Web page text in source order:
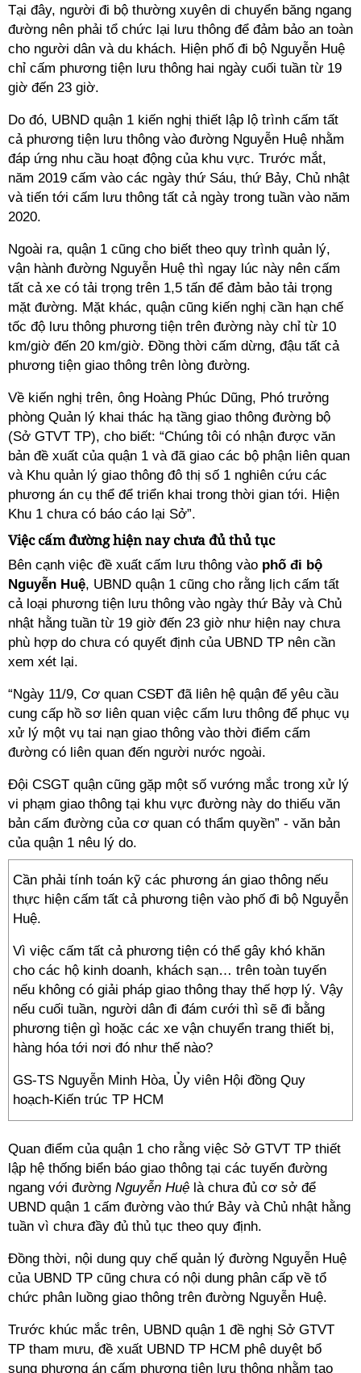
Tại đây, người đi bộ thường xuyên di chuyển băng ngang
đường nên phải tổ chức lại lưu thông để đảm bảo an toàn
cho người dân và du khách. Hiện phố đi bộ Nguyễn Huệ
chỉ cấm phương tiện lưu thông hai ngày cuối tuần từ 19
giờ đến 23 giờ.
Do đó, UBND quận 1 kiến nghị thiết lập lộ trình cấm tất
cả phương tiện lưu thông vào đường Nguyễn Huệ nhằm
đáp ứng nhu cầu hoạt động của khu vực. Trước mắt,
năm 2019 cấm vào các ngày thứ Sáu, thứ Bảy, Chủ nhật
và tiến tới cấm lưu thông tất cả ngày trong tuần vào năm
2020.
Ngoài ra, quận 1 cũng cho biết theo quy trình quản lý,
vận hành đường Nguyễn Huệ thì ngay lúc này nên cấm
tất cả xe có tải trọng trên 1,5 tấn để đảm bảo tải trọng
mặt đường. Mặt khác, quận cũng kiến nghị cần hạn chế
tốc độ lưu thông phương tiện trên đường này chỉ từ 10
km/giờ đến 20 km/giờ. Đồng thời cấm dừng, đậu tất cả
phương tiện giao thông trên lòng đường.
Về kiến nghị trên, ông Hoàng Phúc Dũng, Phó trưởng
phòng Quản lý khai thác hạ tầng giao thông đường bộ
(Sở GTVT TP), cho biết: “Chúng tôi có nhận được văn
bản đề xuất của quận 1 và đã giao các bộ phận liên quan
và Khu quản lý giao thông đô thị số 1 nghiên cứu các
phương án cụ thể để triển khai trong thời gian tới. Hiện
Khu 1 chưa có báo cáo lại Sở”.
Việc cấm đường hiện nay chưa đủ thủ tục
Bên cạnh việc đề xuất cấm lưu thông vào phố đi bộ
Nguyễn Huệ, UBND quận 1 cũng cho rằng lịch cấm tất
cả loại phương tiện lưu thông vào ngày thứ Bảy và Chủ
nhật hằng tuần từ 19 giờ đến 23 giờ như hiện nay chưa
phù hợp do chưa có quyết định của UBND TP nên cần
xem xét lại.
“Ngày 11/9, Cơ quan CSĐT đã liên hệ quận để yêu cầu
cung cấp hồ sơ liên quan việc cấm lưu thông để phục vụ
xử lý một vụ tai nạn giao thông vào thời điểm cấm
đường có liên quan đến người nước ngoài.
Đội CSGT quận cũng gặp một số vướng mắc trong xử lý
vi phạm giao thông tại khu vực đường này do thiếu văn
bản cấm đường của cơ quan có thẩm quyền” - văn bản
của quận 1 nêu lý do.
Cần phải tính toán kỹ các phương án giao thông nếu
thực hiện cấm tất cả phương tiện vào phố đi bộ Nguyễn
Huệ.
Vì việc cấm tất cả phương tiện có thể gây khó khăn
cho các hộ kinh doanh, khách sạn… trên toàn tuyến
nếu không có giải pháp giao thông thay thế hợp lý. Vậy
nếu cuối tuần, người dân đi đám cưới thì sẽ đi bằng
phương tiện gì hoặc các xe vận chuyển trang thiết bị,
hàng hóa tới nơi đó như thế nào?
GS-TS Nguyễn Minh Hòa, Ủy viên Hội đồng Quy
hoạch-Kiến trúc TP HCM
Quan điểm của quận 1 cho rằng việc Sở GTVT TP thiết
lập hệ thống biển báo giao thông tại các tuyến đường
ngang với đường Nguyễn Huệ là chưa đủ cơ sở để
UBND quận 1 cấm đường vào thứ Bảy và Chủ nhật hằng
tuần vì chưa đầy đủ thủ tục theo quy định.
Đồng thời, nội dung quy chế quản lý đường Nguyễn Huệ
của UBND TP cũng chưa có nội dung phân cấp về tổ
chức phân luồng giao thông trên đường Nguyễn Huệ.
Trước khúc mắc trên, UBND quận 1 đề nghị Sở GTVT
TP tham mưu, đề xuất UBND TP HCM phê duyệt bổ
sung phương án cấm phương tiện lưu thông nhằm tạo